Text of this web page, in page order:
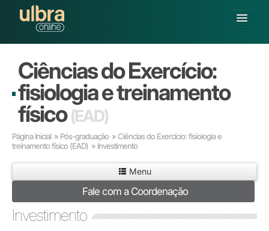
Buscar
Já sou Aluno
Matricule-se
GRADUAÇÃO
PÓS-GRADUAÇÃO
PESQUISA
POLOS CREDENCIADOS
SOBRE A ULBRA
Ciências do Exercício:
fisiologia e treinamento
físico(EAD)
Página Inicial » Pós-graduação » Ciências do Exercício: fisiologia e
treinamento físico (EAD) » Investimento
Menu
Fale com a Coordenação
Investimento